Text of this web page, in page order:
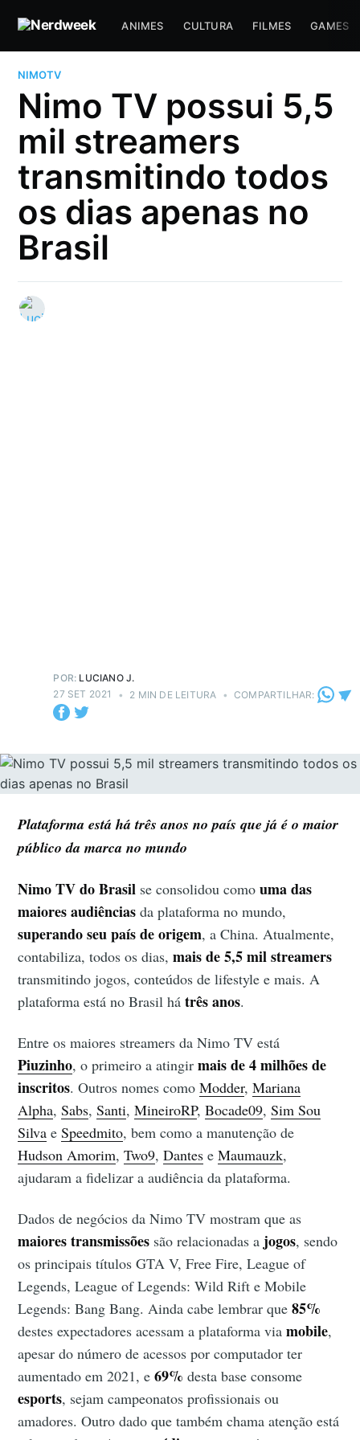
ANIMES CULTURA FILMES GAMES
NIMOTV
Nimo TV possui 5,5
mil streamers
transmitindo todos
os dias apenas no
Brasil
POR: LUCIANO J.
27 SET 2021
• 2 MIN DE LEITURA • COMPARTILHAR:
Plataforma está há três anos no país que já é o maior
público da marca no mundo
Nimo TV do Brasil se consolidou comouma das
maiores audiências da plataforma no mundo,
superando seu país de origem, a China. Atualmente,
contabiliza, todos os dias,mais de 5,5 mil streamers
transmitindo jogos, conteúdos de lifestyle e mais. A
plataforma está no Brasil hátrês anos.
Entre os maiores streamers da Nimo TV está
Piuzinho, o primeiro a atingirmais de 4 milhões de
inscritos. Outros nomes comoModder,Mariana
Alpha,Sabs,Santi,MineiroRP,Bocade09,Sim Sou
Silva eSpeedmito, bem como a manutenção de
Hudson Amorim,Two9,Dantes eMaumauzk,
ajudaram a fidelizar a audiência da plataforma.
Dados de negócios da Nimo TV mostram que as
maiores transmissões são relacionadas a jogos, sendo
os principais títulos GTA V, Free Fire, League of
Legends, League of Legends: Wild Rift e Mobile
Legends: Bang Bang. Ainda cabe lembrar que85%
destes expectadores acessam a plataforma viamobile,
apesar do número de acessos por computador ter
aumentado em 2021, e69% desta base consome
esports, sejam campeonatos profissionais ou
amadores. Outro dado que também chama atenção está